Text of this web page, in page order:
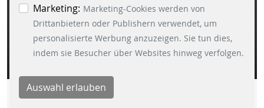
Ihre Einwilligung jederzeit widerrufen, indem Sie
auf den Button "Cookie Einstellungen" unten links
klicken.
Marketing: Marketing-Cookies werden von
Drittanbietern oder Publishern verwendet, um
personalisierte Werbung anzuzeigen. Sie tun dies,
indem sie Besucher über Websites hinweg verfolgen.
SIQMA PRODUKTBROSCHÜRE